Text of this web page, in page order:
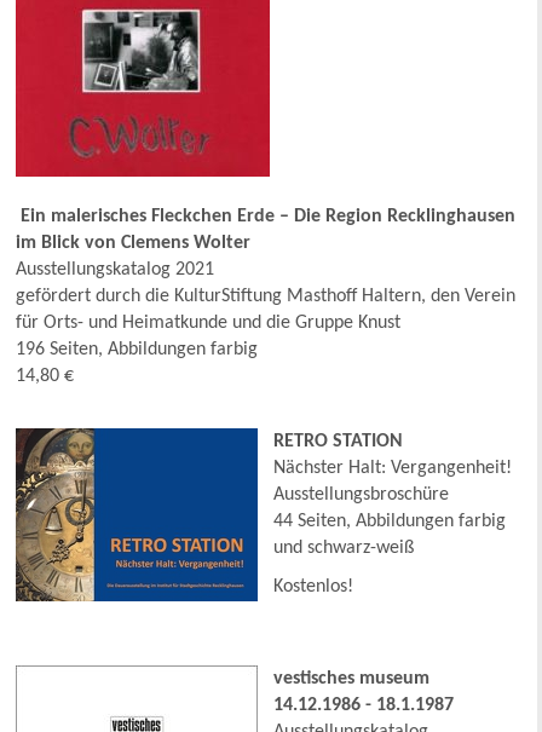
Ein malerisches Fleckchen Erde – Die Region Recklinghausen
im Blick von Clemens Wolter
Ausstellungskatalog 2021
gefördert durch die KulturStiftung Masthoff Haltern, den Verein
für Orts- und Heimatkunde und die Gruppe Knust
196 Seiten, Abbildungen farbig
14,80 €
RETRO STATION
Nächster Halt: Vergangenheit!
Ausstellungsbroschüre
44 Seiten, Abbildungen farbig
und schwarz-weiß
Kostenlos!
vestisches museum
14.12.1986 - 18.1.1987